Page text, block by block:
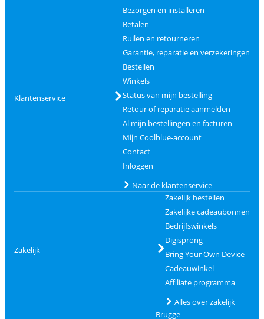
Klantenservice
Bezorgen en installeren
Betalen
Ruilen en retourneren
Garantie, reparatie en verzekeringen
Bestellen
Winkels
Status van mijn bestelling
Retour of reparatie aanmelden
Al mijn bestellingen en facturen
Mijn Coolblue-account
Contact
Inloggen
Naar de klantenservice
Zakelijk
Zakelijk bestellen
Zakelijke cadeaubonnen
Bedrijfswinkels
Digisprong
Bring Your Own Device
Cadeauwinkel
Affiliate programma
Alles over zakelijk
Brugge